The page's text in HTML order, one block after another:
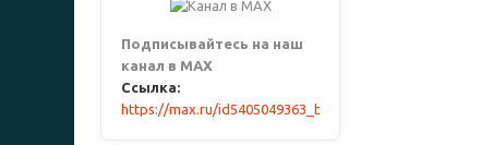
Подписывайтесь на наш
канал в MAX
Ссылка:
https://max.ru/id5405049363_biz